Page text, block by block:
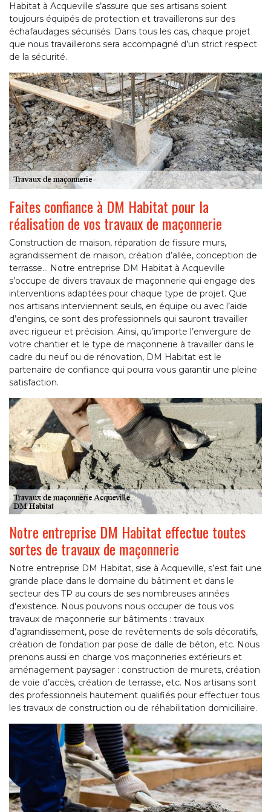
Habitat à Acqueville s’assure que ses artisans soient
toujours équipés de protection et travaillerons sur des
échafaudages sécurisés. Dans tous les cas, chaque projet
que nous travaillerons sera accompagné d’un strict respect
de la sécurité.
Faites confiance à DM Habitat pour la
réalisation de vos travaux de maçonnerie
Construction de maison, réparation de fissure murs,
agrandissement de maison, création d’allée, conception de
terrasse… Notre entreprise DM Habitat à Acqueville
s’occupe de divers travaux de maçonnerie qui engage des
interventions adaptées pour chaque type de projet. Que
nos artisans interviennent seuls, en équipe ou avec l’aide
d’engins, ce sont des professionnels qui sauront travailler
avec rigueur et précision. Ainsi, qu’importe l’envergure de
votre chantier et le type de maçonnerie à travailler dans le
cadre du neuf ou de rénovation, DM Habitat est le
partenaire de confiance qui pourra vous garantir une pleine
satisfaction.
Notre entreprise DM Habitat effectue toutes
sortes de travaux de maçonnerie
Notre entreprise DM Habitat, sise à Acqueville, s’est fait une
grande place dans le domaine du bâtiment et dans le
secteur des TP au cours de ses nombreuses années
d'existence. Nous pouvons nous occuper de tous vos
travaux de maçonnerie sur bâtiments : travaux
d’agrandissement, pose de revêtements de sols décoratifs,
création de fondation par pose de dalle de béton, etc. Nous
prenons aussi en charge vos maçonneries extérieurs et
aménagement paysager : construction de murets, création
de voie d’accès, création de terrasse, etc. Nos artisans sont
des professionnels hautement qualifiés pour effectuer tous
les travaux de construction ou de réhabilitation domiciliaire.